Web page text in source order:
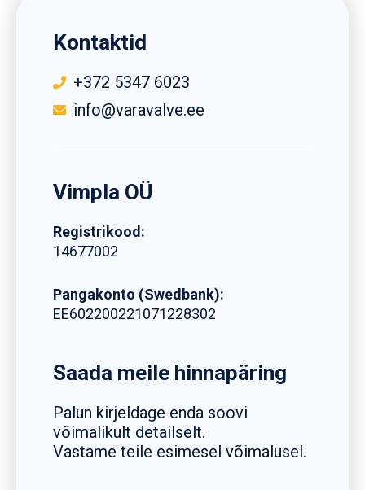
Kontaktid
+372 5347 6023
info@varavalve.ee
Vimpla OÜ
Registrikood:
14677002
Pangakonto (Swedbank):
EE602200221071228302
Saada meile hinnapäring
Palun kirjeldage enda soovi
võimalikult detailselt.
Vastame teile esimesel võimalusel.